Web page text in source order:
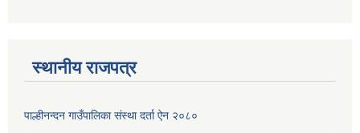
स्थानीय राजपत्र
पाल्हीनन्दन गाउँपालिका संस्था दर्ता ऐन २०८०